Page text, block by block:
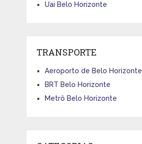
Uai Belo Horizonte
TRANSPORTE
Aeroporto de Belo Horizonte
BRT Belo Horizonte
Metrô Belo Horizonte